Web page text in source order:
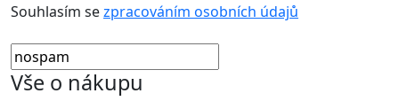
Souhlasím sezpracováním osobních údajů
Vše o nákupu